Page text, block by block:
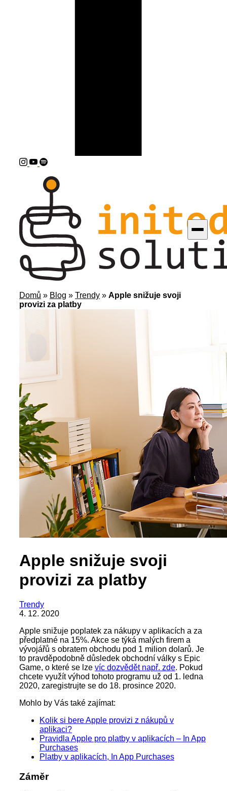
Domů » Blog » Trendy » Apple snižuje svoji
provizi za platby
Apple snižuje svoji
provizi za platby
Trendy
4. 12. 2020
Apple snižuje poplatek za nákupy v aplikacích a za
předplatné na 15%. Akce se týká malých firem a
vývojářů s obratem obchodu pod 1 milion dolarů. Je
to pravděpodobně důsledek obchodní války s Epic
Game, o které se lze víc dozvědět např. zde. Pokud
chcete využít výhod tohoto programu už od 1. ledna
2020, zaregistrujte se do 18. prosince 2020.
Mohlo by Vás také zajímat:
Kolik si bere Apple provizi z nákupů v
aplikaci?
Pravidla Apple pro platby v aplikacích – In App
Purchases
Platby v aplikacích, In App Purchases
Záměr